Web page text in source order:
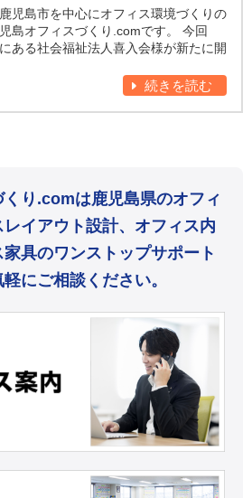
児島市を中心にオフィス環境づくりの
島オフィスづくり.comです。 今回
ある社会福祉法人喜入会様が新たに開
続きを読む
くり.comは鹿児島県のオフィ
イアウト設計、オフィス内
具のワンストップサポート
にご相談ください。